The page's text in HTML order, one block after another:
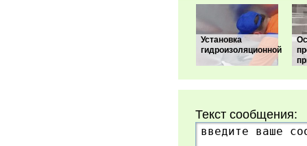
Установка
гидроизоляционной
Текст сообщения: